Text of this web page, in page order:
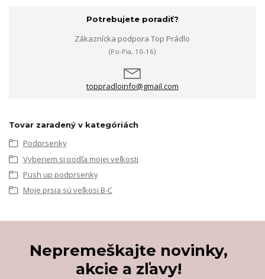
Potrebujete poradiť?
Zákaznícka podpora Top Prádlo
(Po-Pia, 10-16)
toppradloinfo@gmail.com
Tovar zaradený v kategóriách
Podprsenky
Vyberiem si podľa mojej veľkosti
Push up podprsenky
Moje prsia sú veľkosi B-C
Nepremeškajte novinky,
akcie a zľavy!